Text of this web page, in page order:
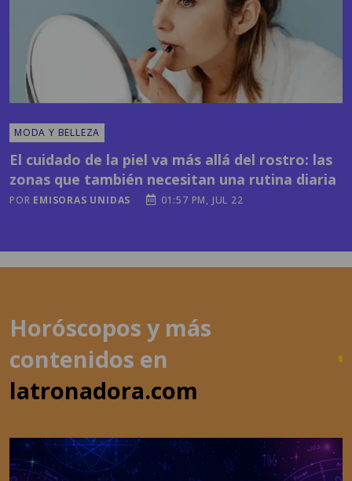
MODA Y BELLEZA
El cuidado de la piel va más allá del rostro: las
zonas que también necesitan una rutina diaria
POR EMISORAS UNIDAS 01:57 PM, JUL 22
Horóscopos y más
contenidos en
latronadora.com